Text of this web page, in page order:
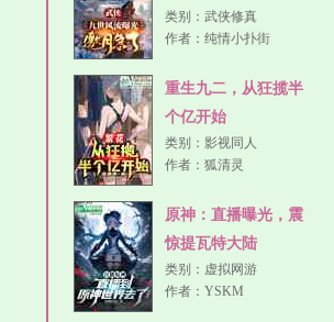
类别： 武侠修真
作者： 纯情小扑街
重生九二，从狂揽半
个亿开始
类别： 影视同人
作者： 狐清灵
原神：直播曝光，震
惊提瓦特大陆
类别： 虚拟网游
作者： YSKM